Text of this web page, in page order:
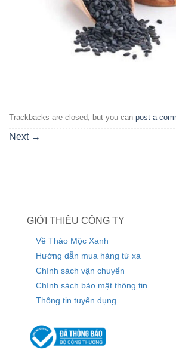
Trackbacks are closed, but you can post a
Next →
GIỚI THIỆU CÔNG TY
Về Thảo Mộc Xanh
Hướng dẫn mua hàng từ xa
Chính sách vận chuyển
Chính sách bảo mật thông tin
Thông tin tuyển dụng